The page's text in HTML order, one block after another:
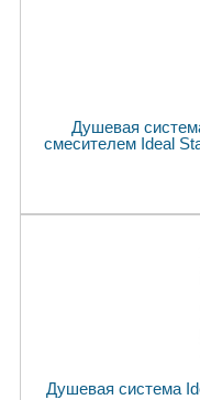
Душевая
смесителем Ideal
Душевая система